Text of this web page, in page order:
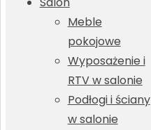
Meble
pokojowe
Wyposażenie i
RTV w salonie
Podłogi i ściany
w salonie